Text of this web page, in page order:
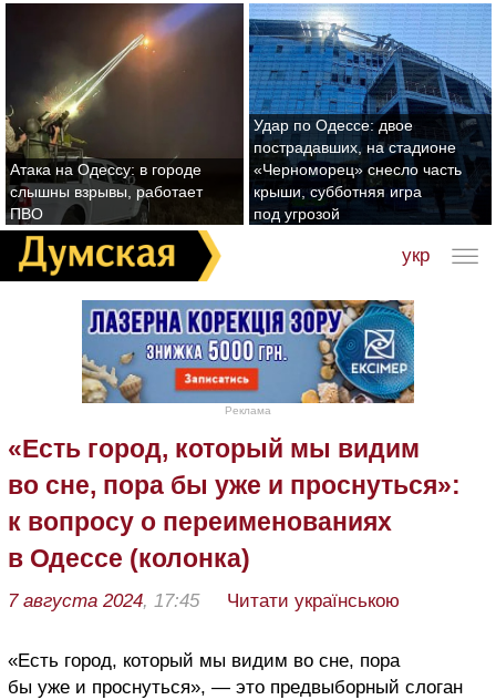
Атака на Одессу: в городе
слышны взрывы, работает
ПВО
Удар по Одессе: двое
пострадавших, на стадионе
«Черноморец» снесло часть
крыши, субботняя игра
под угрозой
укр
Реклама
«Есть город, который мы видим
во сне, пора бы уже и проснуться»:
к вопросу о переименованиях
в Одессе (колонка)
7 августа 2024, 17:45 Читати українською
«Есть город, который мы видим во сне, пора
бы уже и проснуться», — это предвыборный слоган